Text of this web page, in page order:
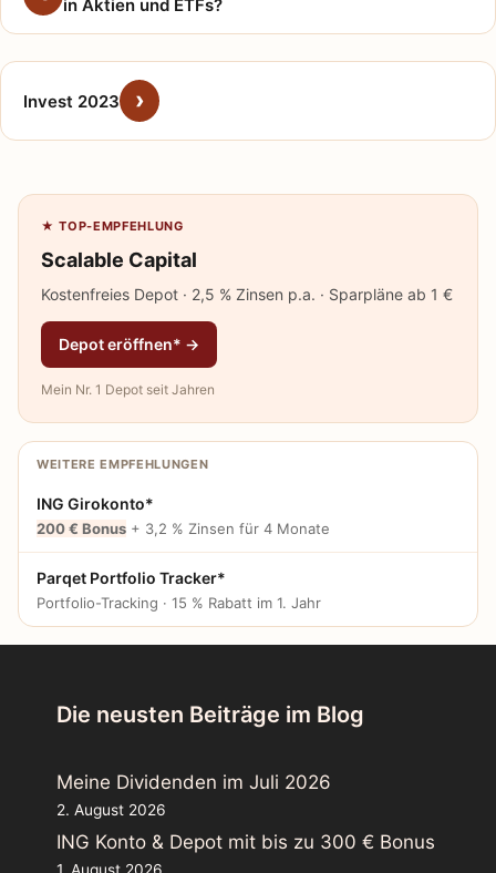
in Aktien und ETFs?
Invest 2023
★ TOP-EMPFEHLUNG
Scalable Capital
Kostenfreies Depot · 2,5 % Zinsen p.a. · Sparpläne ab 1 €
Depot eröffnen* →
Mein Nr. 1 Depot seit Jahren
WEITERE EMPFEHLUNGEN
ING Girokonto*
200 € Bonus + 3,2 % Zinsen für 4 Monate
Parqet Portfolio Tracker*
Portfolio-Tracking · 15 % Rabatt im 1. Jahr
Die neusten Beiträge im Blog
Meine Dividenden im Juli 2026
2. August 2026
ING Konto & Depot mit bis zu 300 € Bonus